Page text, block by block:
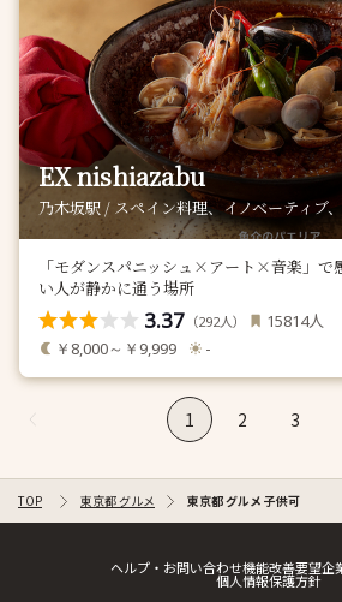
EX nishiazabu
乃木坂駅 / スペイン料理、イノベーティブ
「モダンスパニッシュ×アート×音楽」で
い人が静かに通う場所
3.37 （292人） 15814人
￥8,000～￥9,999 -
1 2 3
TOP 東京都 グルメ 東京都 グルメ 子供可
ヘルプ・お問い合わせ機能改善要望企
個人情報保護方針